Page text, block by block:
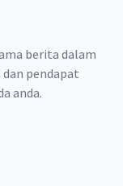
berita dalam
pendapat
anda.